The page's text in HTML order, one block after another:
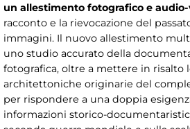
un allestimento fotografico e
racconto e la rievocazione del
immagini. Il nuovo allestimento
uno studio accurato della
fotografica, oltre a mettere in risalto
architettoniche originarie del
per rispondere a una doppia
informazioni storico-